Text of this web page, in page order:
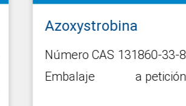
Azoxystrobina
Número CAS 131860-33-8
Embalaje
a petición